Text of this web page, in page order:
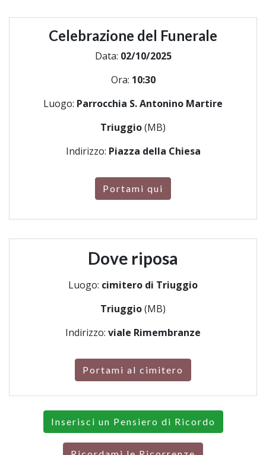
Celebrazione del Funerale
Data: 02/10/2025
Ora: 10:30
Luogo: Parrocchia S. Antonino Martire
Triuggio(MB)
Indirizzo: Piazza della Chiesa
Portami qui
Dove riposa
Luogo: cimitero di Triuggio
Triuggio(MB)
Indirizzo: viale Rimembranze
Portami al cimitero
Inserisci un Pensiero di Ricordo